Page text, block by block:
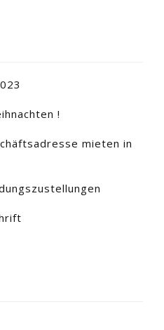
!
mieten in